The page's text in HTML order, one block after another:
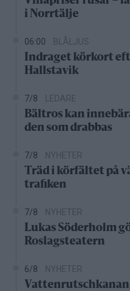
i Norrtälje
06:00 BLÅLJUS
Indraget körkort
Hallstavik
7/8 LEDARE
Bältros kan
den som drabbas
7/8 NYHETER
Träd i körfältet på
trafiken
7/8 NYHETER
Lukas Söderholm
Roslagsteatern
6/8 NYHETER